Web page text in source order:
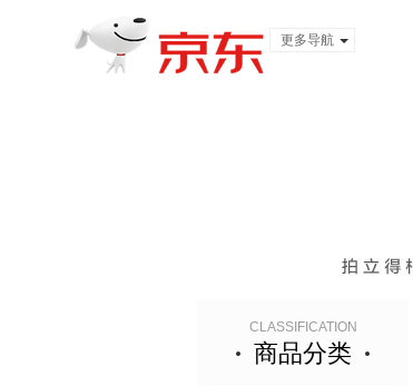
更多导航
CLASSIFICATION
商品分类